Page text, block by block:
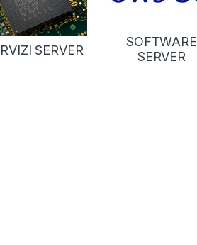
SERVER
SOFTWARE
SERVER